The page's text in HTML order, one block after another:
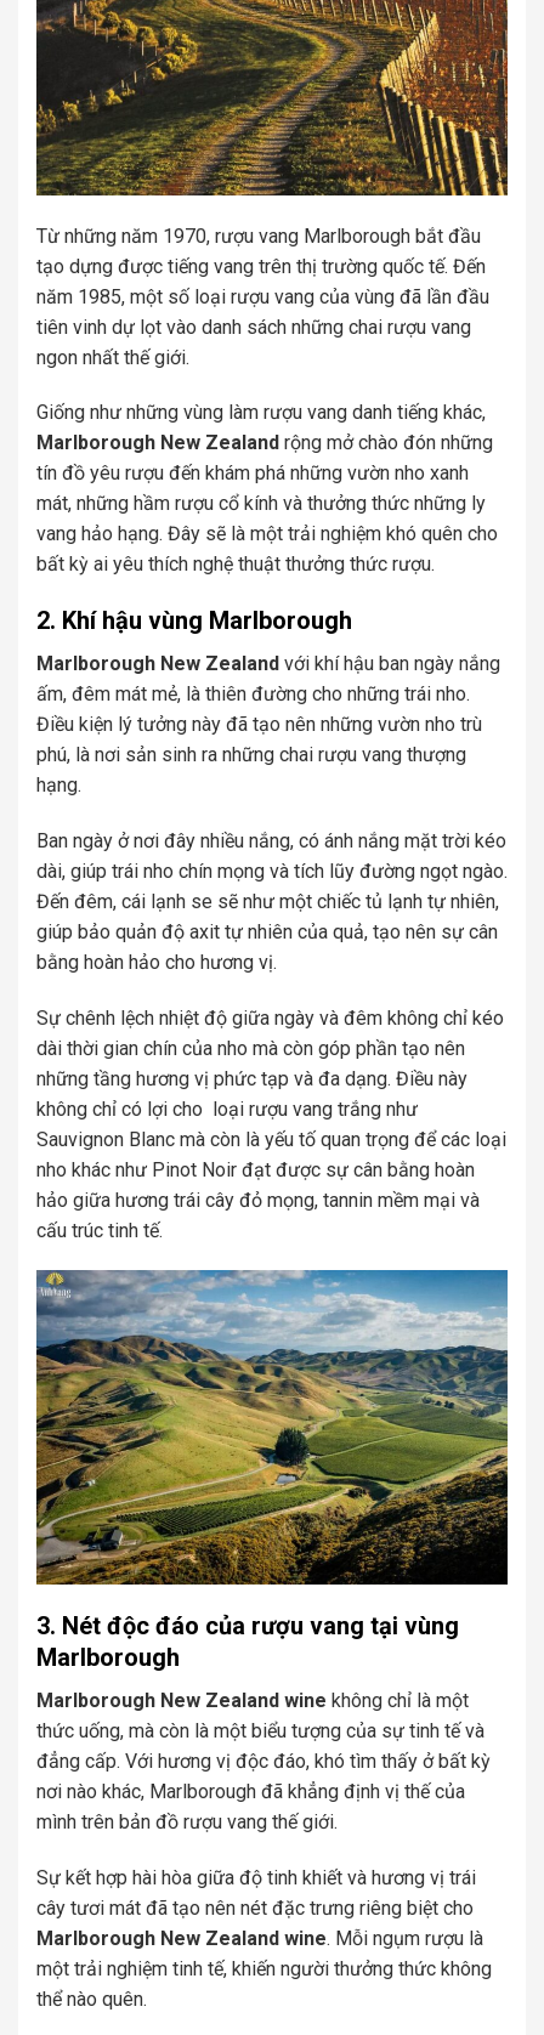
Từ những năm 1970, rượu vang Marlborough bắt đầu
tạo dựng được tiếng vang trên thị trường quốc tế. Đến
năm 1985, một số loại rượu vang của vùng đã lần đầu
tiên vinh dự lọt vào danh sách những chai rượu vang
ngon nhất thế giới.
Giống như những vùng làm rượu vang danh tiếng khác,
Marlborough New Zealand rộng mở chào đón những
tín đồ yêu rượu đến khám phá những vườn nho xanh
mát, những hầm rượu cổ kính và thưởng thức những ly
vang hảo hạng. Đây sẽ là một trải nghiệm khó quên cho
bất kỳ ai yêu thích nghệ thuật thưởng thức rượu.
2. Khí hậu vùng Marlborough
Marlborough New Zealand với khí hậu ban ngày nắng
ấm, đêm mát mẻ, là thiên đường cho những trái nho.
Điều kiện lý tưởng này đã tạo nên những vườn nho trù
phú, là nơi sản sinh ra những chai rượu vang thượng
hạng.
Ban ngày ở nơi đây nhiều nắng, có ánh nắng mặt trời kéo
dài, giúp trái nho chín mọng và tích lũy đường ngọt ngào.
Đến đêm, cái lạnh se sẽ như một chiếc tủ lạnh tự nhiên,
giúp bảo quản độ axit tự nhiên của quả, tạo nên sự cân
bằng hoàn hảo cho hương vị.
Sự chênh lệch nhiệt độ giữa ngày và đêm không chỉ kéo
dài thời gian chín của nho mà còn góp phần tạo nên
những tầng hương vị phức tạp và đa dạng. Điều này
không chỉ có lợi cho loại rượu vang trắng như
Sauvignon Blanc mà còn là yếu tố quan trọng để các loại
nho khác như Pinot Noir đạt được sự cân bằng hoàn
hảo giữa hương trái cây đỏ mọng, tannin mềm mại và
cấu trúc tinh tế.
3. Nét độc đáo của rượu vang tại vùng
Marlborough
Marlborough New Zealand wine không chỉ là một
thức uống, mà còn là một biểu tượng của sự tinh tế và
đẳng cấp. Với hương vị độc đáo, khó tìm thấy ở bất kỳ
nơi nào khác, Marlborough đã khẳng định vị thế của
mình trên bản đồ rượu vang thế giới.
Sự kết hợp hài hòa giữa độ tinh khiết và hương vị trái
cây tươi mát đã tạo nên nét đặc trưng riêng biệt cho
Marlborough New Zealand wine. Mỗi ngụm rượu là
một trải nghiệm tinh tế, khiến người thưởng thức không
thể nào quên.